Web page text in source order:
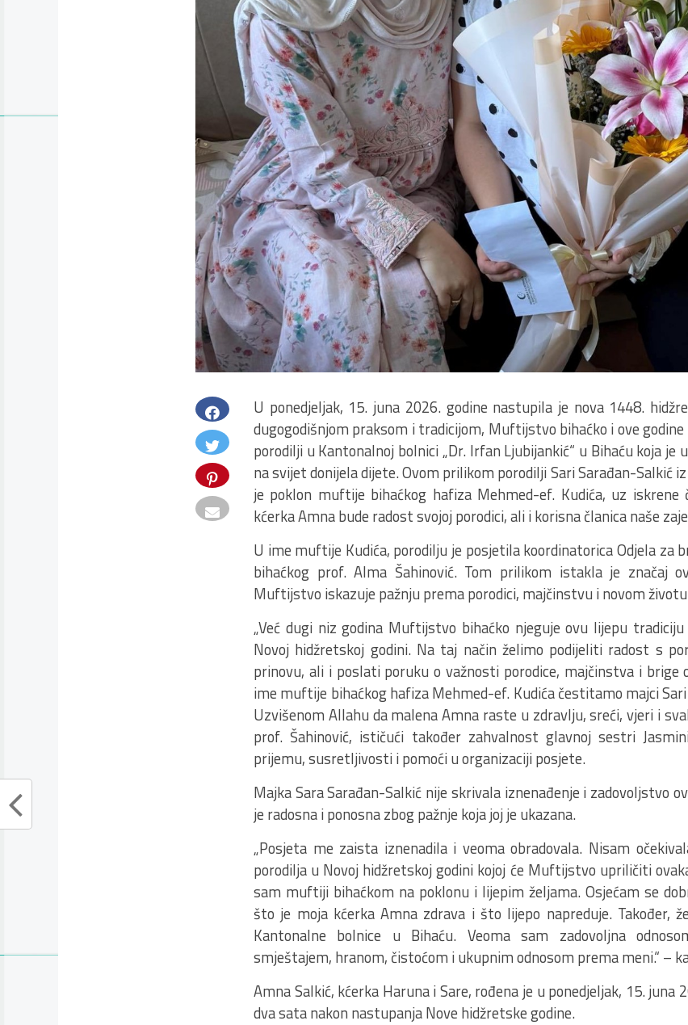
U ponedjeljak, 15. juna 2026. godine nastupila je nova 1448.
dugogodišnjom praksom i tradicijom, Muftijstvo bihaćko i ove
porodilji u Kantonalnoj bolnici „Dr. Irfan Ljubijankić“ u Bihaću koja je
na svijet donijela dijete. Ovom prilikom porodilji Sari Sarađan-Salkić
je poklon muftije bihaćkog hafiza Mehmed-ef. Kudića, uz
kćerka Amna bude radost svojoj porodici, ali i korisna članica naše
U ime muftije Kudića, porodilju je posjetila koordinatorica Odjela za
bihaćkog prof. Alma Šahinović. Tom prilikom istakla je značaj
Muftijstvo iskazuje pažnju prema porodici, majčinstvu i novom
„Već dugi niz godina Muftijstvo bihaćko njeguje ovu lijepu
Novoj hidžretskoj godini. Na taj način želimo podijeliti radost s
prinovu, ali i poslati poruku o važnosti porodice, majčinstva i brige
ime muftije bihaćkog hafiza Mehmed-ef. Kudića čestitamo majci
Uzvišenom Allahu da malena Amna raste u zdravlju, sreći, vjeri i
prof. Šahinović, ističući također zahvalnost glavnoj sestri
prijemu, susretljivosti i pomoći u organizaciji posjete.
Majka Sara Sarađan-Salkić nije skrivala iznenađenje i zadovoljstvo
je radosna i ponosna zbog pažnje koja joj je ukazana.
„Posjeta me zaista iznenadila i veoma obradovala. Nisam
porodilja u Novoj hidžretskoj godini kojoj će Muftijstvo upriličiti
sam muftiji bihaćkom na poklonu i lijepim željama. Osjećam se
što je moja kćerka Amna zdrava i što lijepo napreduje. Također,
Kantonalne bolnice u Bihaću. Veoma sam zadovoljna
smještajem, hranom, čistoćom i ukupnim odnosom prema meni.“ –
Amna Salkić, kćerka Haruna i Sare, rođena je u ponedjeljak, 15. juna
dva sata nakon nastupanja Nove hidžretske godine.